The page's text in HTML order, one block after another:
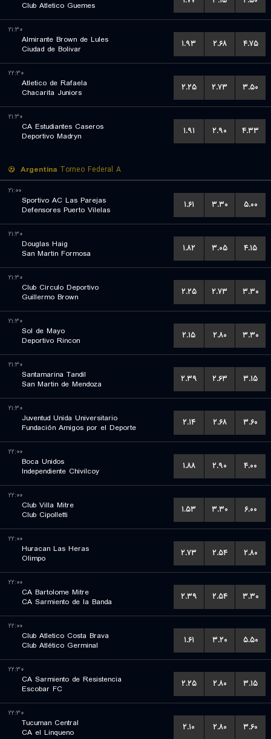
Club Atletico Guemes
۲۱:۳۰
Almirante Brown de Lules
Ciudad de Bolivar
۱.۹۳ ۲.۶۸ ۴.۷۵
۲۲:۳۰
Atletico de Rafaela
Chacarita Juniors
۲.۲۵ ۲.۷۳ ۳.۵۰
۲۱:۳۰
CA Estudiantes Caseros
Deportivo Madryn
۱.۹۱ ۲.۹۰ ۴.۳۳
Argentina Torneo Federal A
۲۱:۰۰
Sportivo AC Las Parejas
Defensores Puerto Vilelas
۱.۶۱ ۳.۳۰ ۵.۰۰
۲۱:۳۰
Douglas Haig
San Martin Formosa
۱.۸۲ ۳.۰۵ ۴.۱۵
۲۱:۳۰
Club Circulo Deportivo
Guillermo Brown
۲.۲۵ ۲.۷۳ ۳.۳۰
۲۱:۳۰
Sol de Mayo
Deportivo Rincon
۲.۱۵ ۲.۸۰ ۳.۳۰
۲۱:۳۰
Santamarina Tandil
San Martin de Mendoza
۲.۳۹ ۲.۶۳ ۳.۱۵
۲۱:۳۰
Juventud Unida Universitario
Fundación Amigos por el Deporte
۲.۱۴ ۲.۶۸ ۳.۶۰
۲۲:۰۰
Boca Unidos
Independiente Chivilcoy
۱.۸۸ ۲.۹۰ ۴.۰۰
۲۲:۰۰
Club Villa Mitre
Club Cipolletti
۱.۵۳ ۳.۳۰ ۶.۰۰
۲۲:۰۰
Huracan Las Heras
Olimpo
۲.۷۳ ۲.۵۴ ۲.۸۰
۲۲:۰۰
CA Bartolome Mitre
CA Sarmiento de la Banda
۲.۳۹ ۲.۵۴ ۳.۳۰
۲۲:۰۰
Club Atletico Costa Brava
Club Atlético Germinal
۱.۶۱ ۳.۲۰ ۵.۵۰
۲۲:۳۰
CA Sarmiento de Resistencia
Escobar FC
۲.۲۵ ۲.۸۰ ۳.۱۵
۲۲:۳۰
Tucuman Central
CA el Linqueno
۲.۱۰ ۲.۸۰ ۳.۶۰